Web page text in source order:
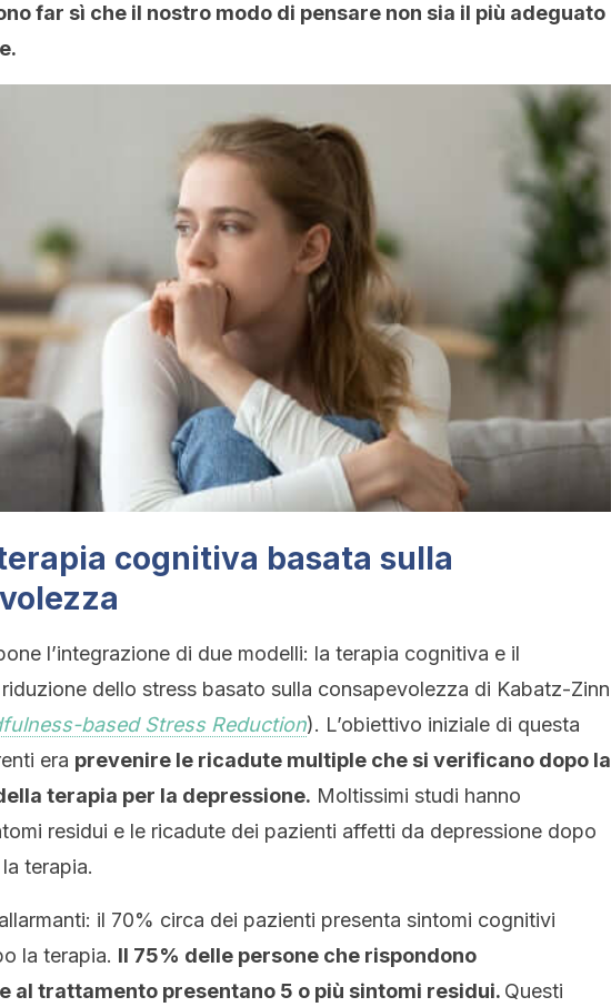
far sì che il nostro modo di pensare non sia il più adeguato
cognitiva basata sulla
l’integrazione di due modelli: la terapia cognitiva e il
dello stress basato sulla consapevolezza di Kabatz-Zinn
based Stress Reduction). L’obiettivo iniziale di questa
era prevenire le ricadute multiple che si verificano dopo la
terapia per la depressione. Moltissimi studi hanno
residui e le ricadute dei pazienti affetti da depressione dopo
terapia.
il 70% circa dei pazienti presenta sintomi cognitivi
la terapia. Il 75% delle persone che rispondono
al trattamento presentano 5 o più sintomi residui. Questi